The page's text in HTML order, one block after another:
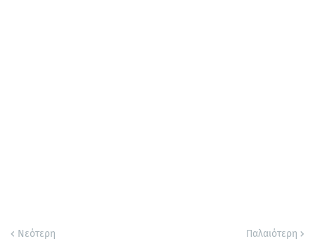
Νεότερη Παλαιότερη